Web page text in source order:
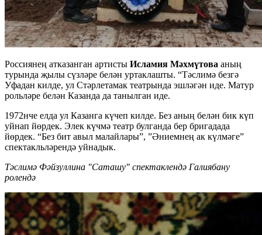
Россиянең атказанган артисты Исламия Мәхмүтова аның
турында җылы сүзләре белән уртаклашты. “Тәслимә безгә
Уфадан килде, ул Стәрлетамак театрында эшләгән иде. Матур
рольләре белән Казанда да танылган иде.
1972нче елда ул Казанга күчеп килде. Без аның белән бик күп
уйнап йөрдек. Элек күчмә театр булганда бер бригадада
йөрдек. “Без бит авыл малайлары”, ”Әниемнең ак күлмәге”
спектакльләрендә уйнадык.
Тәслимә Фәйзуллина "Саташу" спектаклендә Галиябану
ролендә